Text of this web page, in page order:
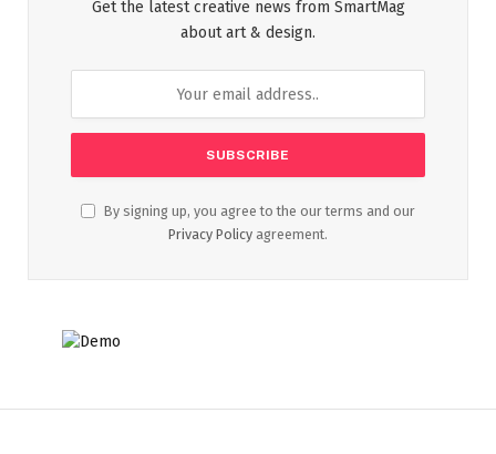
Get the latest creative news from SmartMag
about art & design.
By signing up, you agree to the our terms and our
Privacy Policy agreement.